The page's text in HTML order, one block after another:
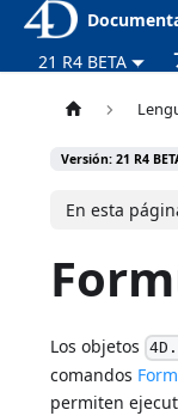
21 R4 BETA
Versión: 21 R4
En esta
Los objetos
comandos
permiten